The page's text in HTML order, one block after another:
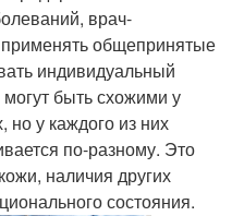
врач-
общепринятые
индивидуальный
быть схожими у
но у каждого из них
по-разному. Это
наличия других
состояния.